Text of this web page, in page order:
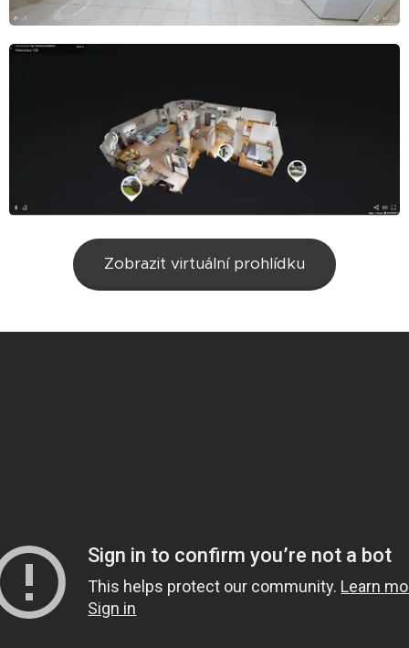
Zobrazit virtuální prohlídku